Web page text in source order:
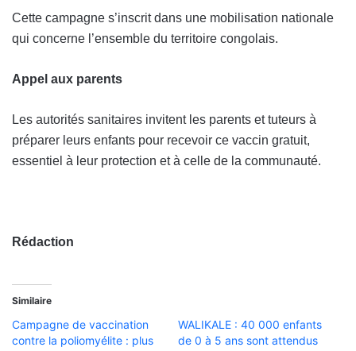
Cette campagne s’inscrit dans une mobilisation nationale
qui concerne l’ensemble du territoire congolais.
Appel aux parents
Les autorités sanitaires invitent les parents et tuteurs à
préparer leurs enfants pour recevoir ce vaccin gratuit,
essentiel à leur protection et à celle de la communauté.
Rédaction
Similaire
Campagne de vaccination
contre la poliomyélite : plus
WALIKALE : 40 000 enfants
de 0 à 5 ans sont attendus